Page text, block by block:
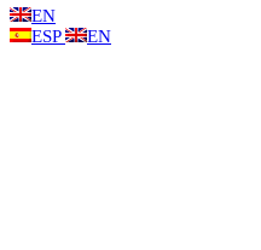
EN
ESP
EN